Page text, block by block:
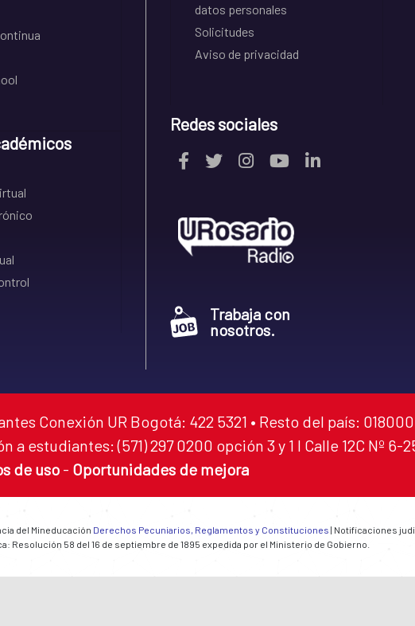
datos personales
Solicitudes
Aviso de privacidad
Redes sociales
Trabaja con
nosotros.
Conexión UR Bogotá: 422 5321 • Resto del país: 018000
a estudiantes: (571) 297 0200 opción 3 y 1 I Calle 12C Nº 6-
de uso - Oportunidades de mejora
del Mineducación Derechos Pecuniarios, Reglamentos y Constituciones | Notificaciones
Resolución 58 del 16 de septiembre de 1895 expedida por el Ministerio de Gobierno.